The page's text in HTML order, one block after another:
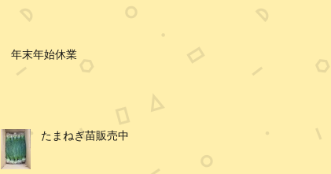
年末年始休業
たまねぎ苗販売中